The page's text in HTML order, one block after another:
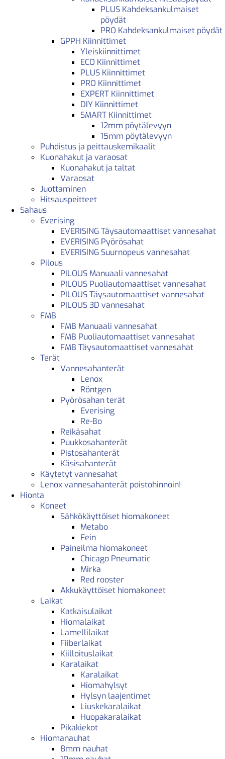
PLUS Kahdeksankulmaiset
pöydät
PRO Kahdeksankulmaiset pöydät
GPPH Kiinnittimet
Yleiskiinnittimet
ECO Kiinnittimet
PLUS Kiinnittimet
PRO Kiinnittimet
EXPERT Kiinnittimet
DIY Kiinnittimet
SMART Kiinnittimet
12mm pöytälevyyn
15mm pöytälevyyn
Puhdistus ja peittauskemikaalit
Kuonahakut ja varaosat
Kuonahakut ja taltat
Varaosat
Juottaminen
Hitsauspeitteet
Sahaus
Everising
EVERISING Täysautomaattiset vannesahat
EVERISING Pyörösahat
EVERISING Suurnopeus vannesahat
Pilous
PILOUS Manuaali vannesahat
PILOUS Puoliautomaattiset vannesahat
PILOUS Täysautomaattiset vannesahat
PILOUS 3D vannesahat
FMB
FMB Manuaali vannesahat
FMB Puoliautomaattiset vannesahat
FMB Täysautomaattiset vannesahat
Terät
Vannesahanterät
Lenox
Röntgen
Pyörösahan terät
Everising
Re-Bo
Reikäsahat
Puukkosahanterät
Pistosahanterät
Käsisahanterät
Käytetyt vannesahat
Lenox vannesahanterät poistohinnoin!
Hionta
Koneet
Sähkökäyttöiset hiomakoneet
Metabo
Fein
Paineilma hiomakoneet
Chicago Pneumatic
Mirka
Red rooster
Akkukäyttöiset hiomakoneet
Laikat
Katkaisulaikat
Hiomalaikat
Lamellilaikat
Fiiberlaikat
Kiilloituslaikat
Karalaikat
Karalaikat
Hiomahylsyt
Hylsyn laajentimet
Liuskekaralaikat
Huopakaralaikat
Pikakiekot
Hiomanauhat
8mm nauhat